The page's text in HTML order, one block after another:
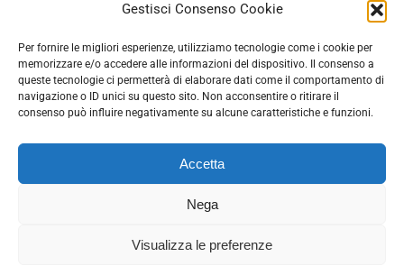
Gestisci Consenso Cookie
Per fornire le migliori esperienze, utilizziamo tecnologie come i cookie per
memorizzare e/o accedere alle informazioni del dispositivo. Il consenso a
queste tecnologie ci permetterà di elaborare dati come il comportamento di
navigazione o ID unici su questo sito. Non acconsentire o ritirare il
consenso può influire negativamente su alcune caratteristiche e funzioni.
Accetta
Nega
Visualizza le preferenze
Soggetto Erogante
Somma Incassata
Agenzia delle Entrate
49.338,00 €
Agenzia delle Entrate
49.338,00 €
M.I.S.E
935,34 €
Gli altri aiuti di Stato sono consultabili sul REGISTRO NAZIONALE
--